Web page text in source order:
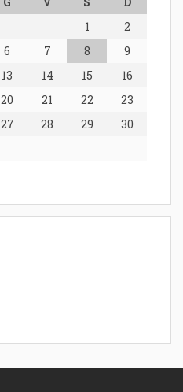
1
2
6 7 8
9
13 14 15
16
20 21 22
23
27 28 29
30